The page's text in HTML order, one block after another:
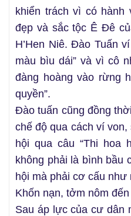
khiển trách vì có hành
đẹp và sắc tộc Ê Đê
H’Hen Niê. Đào Tuấn
màu bìu dái” và vì cô
đàng hoàng vào rừng
quyền”.
Đào tuấn cũng đồng
chế độ qua cách ví
hội qua câu “Thi hoa
không phải là bình bầu
hội mà phải cơ cấu như
Khốn nạn, tởm nôm
Sau áp lực của cư dân